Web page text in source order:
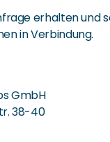
erhalten und
in Verbindung.
GmbH
38-40